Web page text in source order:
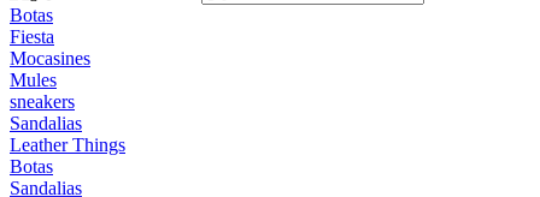
Botas
Fiesta
Mocasines
Mules
sneakers
Sandalias
Leather Things
Botas
Sandalias